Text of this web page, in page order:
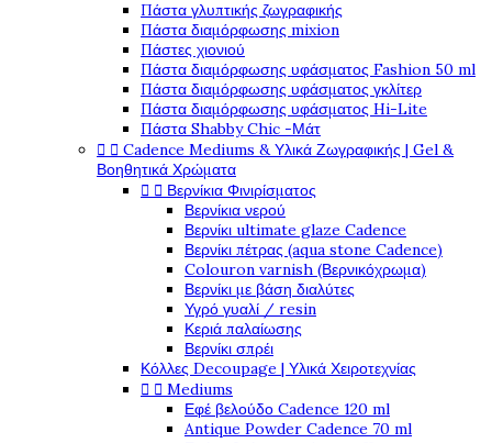
Πάστα γλυπτικής ζωγραφικής
Πάστα διαμόρφωσης mixion
Πάστες χιονιού
Πάστα διαμόρφωσης υφάσματος Fashion 50 ml
Πάστα διαμόρφωσης υφάσματος γκλίτερ
Πάστα διαμόρφωσης υφάσματος Hi-Lite
Πάστα Shabby Chic -Μάτ
  Cadence Mediums & Υλικά Ζωγραφικής | Gel &
Βοηθητικά Χρώματα
  Βερνίκια Φινιρίσματος
Βερνίκια νερού
Βερνίκι ultimate glaze Cadence
Βερνίκι πέτρας (aqua stone Cadence)
Colouron varnish (Βερνικόχρωμα)
Βερνίκι με βάση διαλύτες
Υγρό γυαλί / resin
Κεριά παλαίωσης
Βερνίκι σπρέι
Κόλλες Decoupage | Υλικά Χειροτεχνίας
  Mediums
Εφέ βελούδο Cadence 120 ml
Antique Powder Cadence 70 ml